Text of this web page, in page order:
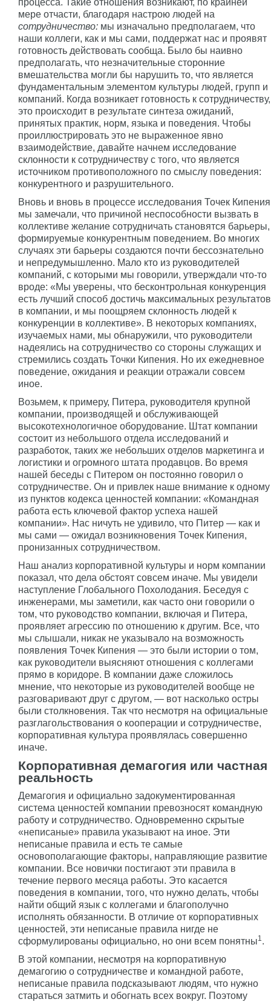
процесса. Такие отношения возникают, по крайней
мере отчасти, благодаря настрою людей на
сотрудничество: мы изначально предполагаем, что
наши коллеги, как и мы сами, поддержат нас и проявят
готовность действовать сообща. Было бы наивно
предполагать, что незначительные сторонние
вмешательства могли бы нарушить то, что является
фундаментальным элементом культуры людей, групп и
компаний. Когда возникает готовность к сотрудничеству,
это происходит в результате синтеза ожиданий,
принятых практик, норм, языка и поведения. Чтобы
проиллюстрировать это не выраженное явно
взаимодействие, давайте начнем исследование
склонности к сотрудничеству с того, что является
источником противоположного по смыслу поведения:
конкурентного и разрушительного.
Вновь и вновь в процессе исследования Точек Кипения
мы замечали, что причиной неспособности вызвать в
коллективе желание сотрудничать становятся барьеры,
формируемые конкурентным поведением. Во многих
случаях эти барьеры создаются почти бессознательно
и непредумышленно. Мало кто из руководителей
компаний, с которыми мы говорили, утверждали что-то
вроде: «Мы уверены, что бесконтрольная конкуренция
есть лучший способ достичь максимальных результатов
в компании, и мы поощряем склонность людей к
конкуренции в коллективе». В некоторых компаниях,
изучаемых нами, мы обнаружили, что руководители
надеялись на сотрудничество со стороны служащих и
стремились создать Точки Кипения. Но их ежедневное
поведение, ожидания и реакции отражали совсем
иное.
Возьмем, к примеру, Питера, руководителя крупной
компании, производящей и обслуживающей
высокотехнологичное оборудование. Штат компании
состоит из небольшого отдела исследований и
разработок, таких же небольших отделов маркетинга и
логистики и огромного штата продавцов. Во время
нашей беседы с Питером он постоянно говорил о
сотрудничестве. Он и привлек наше внимание к одному
из пунктов кодекса ценностей компании: «Командная
работа есть ключевой фактор успеха нашей
компании». Нас ничуть не удивило, что Питер — как и
мы сами — ожидал возникновения Точек Кипения,
пронизанных сотрудничеством.
Наш анализ корпоративной культуры и норм компании
показал, что дела обстоят совсем иначе. Мы увидели
наступление Глобального Похолодания. Беседуя с
инженерами, мы заметили, как часто они говорили о
том, что руководство компании, включая и Питера,
проявляет агрессию по отношению к другим. Все, что
мы слышали, никак не указывало на возможность
появления Точек Кипения — это были истории о том,
как руководители выясняют отношения с коллегами
прямо в коридоре. В компании даже сложилось
мнение, что некоторые из руководителей вообще не
разговаривают друг с другом, — вот насколько остры
были столкновения. Так что несмотря на официальные
разглагольствования о кооперации и сотрудничестве,
корпоративная культура проявлялась совершенно
иначе.
Корпоративная демагогия или частная
реальность
Демагогия и официально задокументированная
система ценностей компании превозносят командную
работу и сотрудничество. Одновременно скрытые
«неписаные» правила указывают на иное. Эти
неписаные правила и есть те самые
основополагающие факторы, направляющие развитие
компании. Все новички постигают эти правила в
течение первого месяца работы. Это касается
поведения в компании, того, что нужно делать, чтобы
найти общий язык с коллегами и благополучно
исполнять обязанности. В отличие от корпоративных
ценностей, эти неписаные правила нигде не
сформулированы официально, но они всем понятны1.
В этой компании, несмотря на корпоративную
демагогию о сотрудничестве и командной работе,
неписаные правила подсказывают людям, что нужно
стараться затмить и обогнать всех вокруг. Поэтому